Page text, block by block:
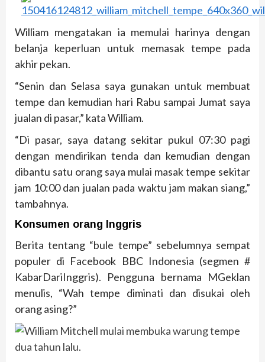
William mengatakan ia memulai harinya dengan
belanja keperluan untuk memasak tempe pada
akhir pekan.
“Senin dan Selasa saya gunakan untuk membuat
tempe dan kemudian hari Rabu sampai Jumat saya
jualan di pasar,” kata William.
“Di pasar, saya datang sekitar pukul 07:30 pagi
dengan mendirikan tenda dan kemudian dengan
dibantu satu orang saya mulai masak tempe sekitar
jam 10:00 dan jualan pada waktu jam makan siang,”
tambahnya.
Konsumen orang Inggris
Berita tentang “bule tempe” sebelumnya sempat
populer di Facebook BBC Indonesia (segmen #
KabarDariInggris). Pengguna bernama MGeklan
menulis, “Wah tempe diminati dan disukai oleh
orang asing?”